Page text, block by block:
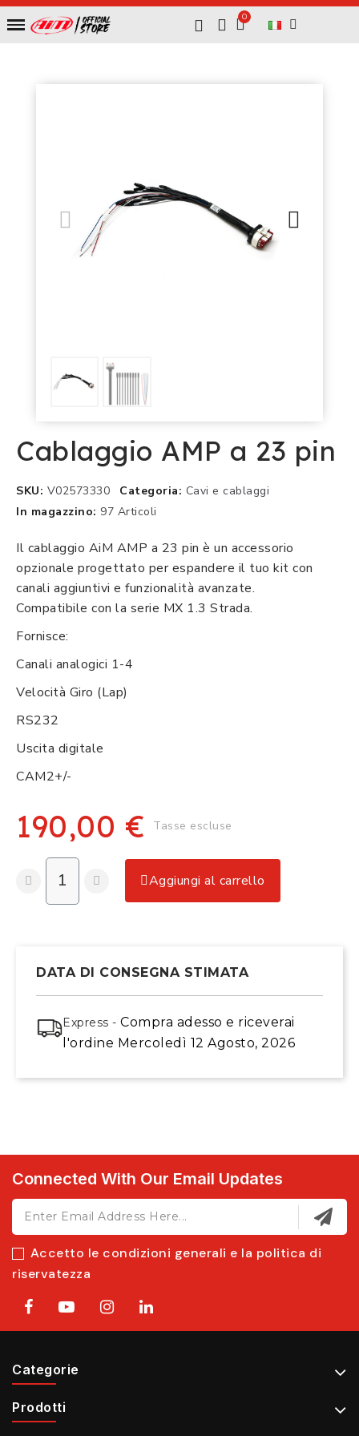
Cablaggio AMP a 23 pin
SKU V02573330 Categoria
Cavi e cablaggi
In magazzino 97 Articoli
Il cablaggio AiM AMP a 23 pin è un accessorio
opzionale progettato per espandere il tuo kit con
canali aggiuntivi e funzionalità avanzate.
Compatibile con la serie MX 1.3 Strada.
Fornisce:
Canali analogici 1-4
Velocità Giro (Lap)
RS232
Uscita digitale
CAM2+/-
190,00 € Tasse escluse
Aggiungi al carrello
DATA DI CONSEGNA STIMATA
Express -Compra adesso e riceverai
l'ordine Mercoledì 12 Agosto, 2026
Connected With Our Email Updates
Accetto le condizioni generali e la politica di
riservatezza
Categorie
Prodotti